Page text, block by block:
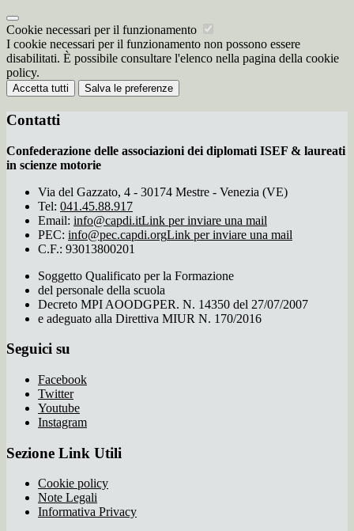
Cookie necessari per il funzionamento
I cookie necessari per il funzionamento non possono essere
disabilitati. È possibile consultare l'elenco nella pagina della cookie
policy.
Accetta tutti Salva le preferenze
Contatti
Confederazione delle associazioni dei diplomati ISEF & laureati
in scienze motorie
Via del Gazzato, 4 - 30174 Mestre - Venezia (VE)
Tel: 041.45.88.917
Email: info@capdi.itLink per inviare una mail
PEC: info@pec.capdi.orgLink per inviare una mail
C.F.: 93013800201
Soggetto Qualificato per la Formazione
del personale della scuola
Decreto MPI AOODGPER. N. 14350 del 27/07/2007
e adeguato alla Direttiva MIUR N. 170/2016
Seguici su
Facebook
Twitter
Youtube
Instagram
Sezione Link Utili
Cookie policy
Note Legali
Informativa Privacy